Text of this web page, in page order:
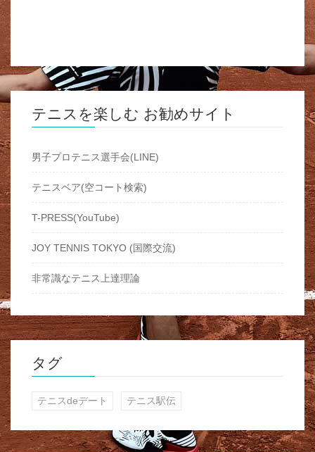
テニスを楽しむ お勧めサイト
男子プロテニス選手会(LINE)
テニスベア(空コート検索)
T-PRESS(YouTube)
JOY TENNIS TOKYO (国際交流)
非常識なテニス上達理論
タグ
テニスdeデート テニス駅伝